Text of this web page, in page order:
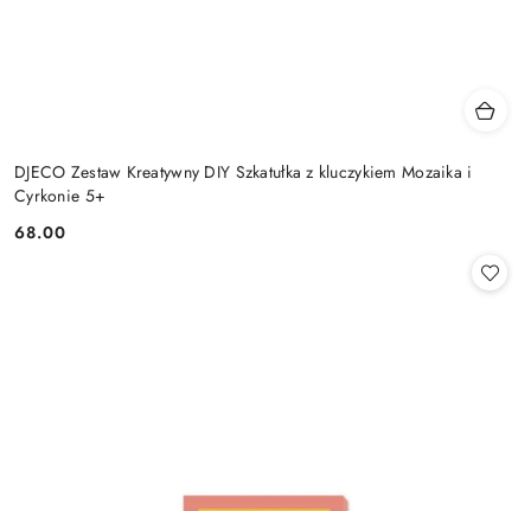
DJECO Zestaw Kreatywny DIY Szkatułka z kluczykiem Mozaika i
Cyrkonie 5+
Cena:
68.00